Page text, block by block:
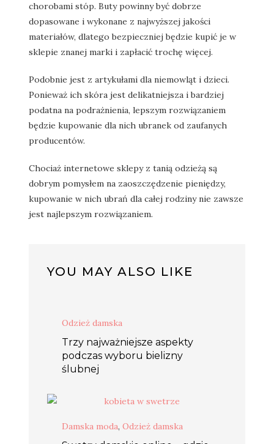
chorobami stóp. Buty powinny być dobrze
dopasowane i wykonane z najwyższej jakości
materiałów, dlatego bezpieczniej będzie kupić je w
sklepie znanej marki i zapłacić trochę więcej.
Podobnie jest z artykułami dla niemowląt i dzieci.
Ponieważ ich skóra jest delikatniejsza i bardziej
podatna na podrażnienia, lepszym rozwiązaniem
będzie kupowanie dla nich ubranek od zaufanych
producentów.
Chociaż internetowe sklepy z tanią odzieżą są
dobrym pomysłem na zaoszczędzenie pieniędzy,
kupowanie w nich ubrań dla całej rodziny nie zawsze
jest najlepszym rozwiązaniem.
YOU MAY ALSO LIKE
Odzież damska
Trzy najważniejsze aspekty
podczas wyboru bielizny
ślubnej
Damska moda, Odzież damska